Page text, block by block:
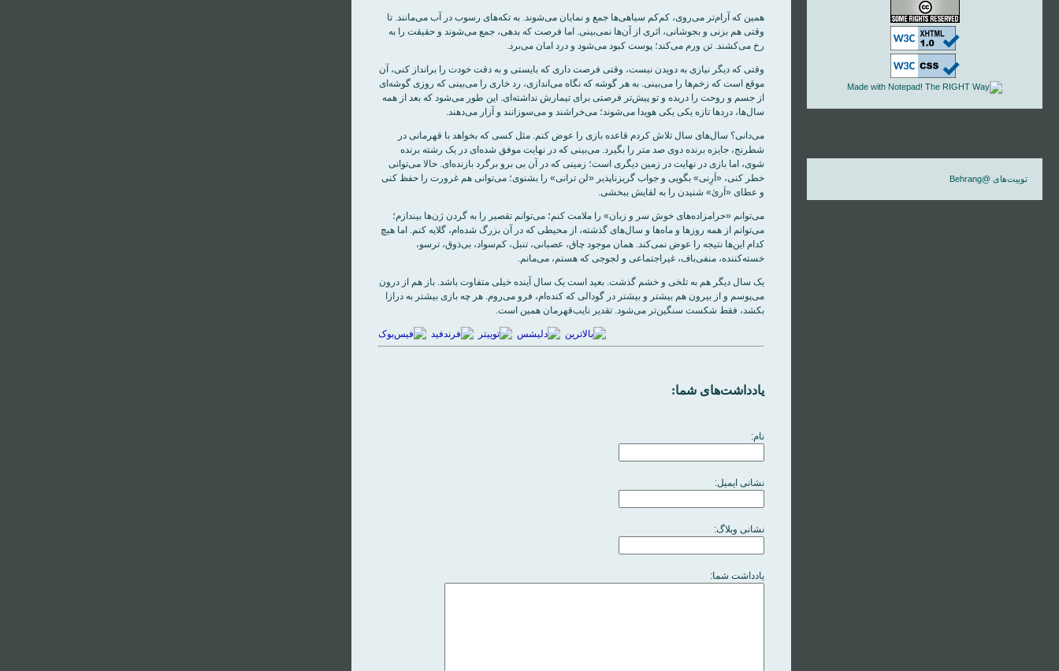
همین که آرام‌تر می‌روی، کم‌کم سیاهی‌ها جمع و نمایان می‌شوند. به تکه‌های رسوب در آب می‌مانند. تا
وقتی هم بزنی و بجوشانی، اثری از آن‌ها نمی‌بینی. اما فرصت که بدهی، جمع می‌شوند و حقیقت را به
رخ می‌کشند. تن ورم می‌کند؛ پوست کبود می‌شود و درد امان می‌برد.
وقتی که دیگر نیازی به دویدن نیست، وقتی فرصت داری که بایستی و به دقت خودت را برانداز کنی، آن
موقع است که زخم‌ها را می‌بینی. به هر گوشه که نگاه می‌اندازی، رد خاری را می‌بینی که روزی گوشه‌ای
از جسم و روحت را دریده و تو پیش‌تر فرصتی برای تیمارش نداشته‌ای. این طور می‌شود که بعد از همه
سال‌ها، دردها تازه یکی یکی هویدا می‌شوند؛ می‌خراشند و می‌سوزانند و آزار می‌دهند.
می‌دانی؟ سال‌های سال تلاش کردم قاعده بازی را عوض کنم. مثل کسی که بخواهد با قهرمانی در
شطرنج، جایزه برنده دوی صد متر را بگیرد. می‌بینی که در نهایت موفق شده‌ای در یک رشته برنده
شوی، اما بازی در نهایت در زمین دیگری است؛ زمینی که در آن بی برو برگرد بازنده‌ای. حالا می‌توانی
خطر کنی، «اَرِنی» بگویی و جواب گریزناپذیر «لن ترانی» را بشنوی؛ می‌توانی هم غرورت را حفظ کنی
و عطای «اَریٰ» شنیدن را به لقایش ببخشی.
می‌توانم «حرامزاده‌های خوش سر و زبان» را ملامت کنم؛ می‌توانم تقصیر را به گردن ژن‌ها بیندازم؛
می‌توانم از همه روزها و ماه‌ها و سال‌های گذشته، از محیطی که در آن بزرگ شده‌ام، گلایه کنم. اما هیچ
کدام این‌ها نتیجه را عوض نمی‌کند. همان موجود چاق، عصبانی، تنبل، کم‌سواد، بی‌ذوق، ترسو،
خسته‌کننده، منفی‌باف، غیراجتماعی و لجوجی که هستم، می‌مانم.
یک سال دیگر هم به تلخی و خشم گذشت. بعید است یک سال آینده خیلی متفاوت باشد. باز هم از درون
می‌پوسم و از بیرون هم بیشتر و بیشتر در گودالی که کنده‌ام، فرو می‌روم. هر چه بازی بیشتر به درازا
بکشد، فقط شکست سنگین‌تر می‌شود. تقدیر نایب‌قهرمان همین است.
یادداشت‌های شما:
نام:
نشانی ایمیل:
نشانی وبلاگ:
یادداشت شما:
توییت‌های @Behrang